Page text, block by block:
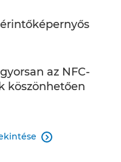
az NFC-
köszönhetően
